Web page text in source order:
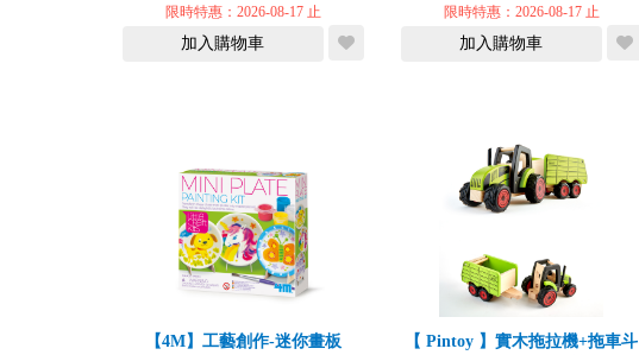
限時特惠：2026-08-17 止
加入購物車
限時特惠：2026-08-17 止
加入購物車
【4M】工藝創作-迷你畫板
【 Pintoy 】實木拖拉機+拖車斗